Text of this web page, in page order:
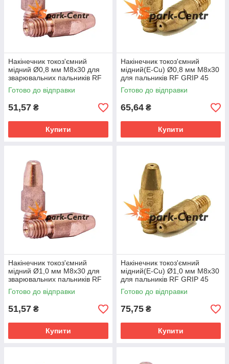
Накінечник токоз'ємний
мідний Ø0,8 мм М8х30 для
зварювальних пальників RF
GRIP 45 (MIG/MAG)
Готово до відправки
51,57 ₴
Купити
Накінечник токоз'ємний
мідний(E-Cu) Ø0,8 мм М8х30
для пальників RF GRIP 45
Abicor Binzel (Німеччина)
Готово до відправки
65,64 ₴
Купити
Накінечник токоз'ємний
мідний Ø1,0 мм М8х30 для
зварювальних пальників RF
GRIP 45 (MIG/MAG)
Готово до відправки
51,57 ₴
Купити
Накінечник токоз'ємний
мідний(E-Cu) Ø1,0 мм М8х30
для пальників RF GRIP 45
Abicor Binzel (Німеччина)
Готово до відправки
75,75 ₴
Купити